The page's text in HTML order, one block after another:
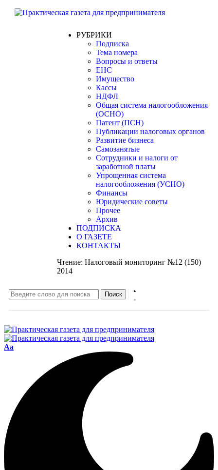
РУБРИКИ
Подписка
Тема номера
Вопросы и ответы
ЕНС
Имущество
Кассы
НДФЛ
Общая система налогообложения
(ОСНО)
Патент (ПСН)
Публикации налоговых органов
Развитие бизнеса
Самозанятые
Сотрудники и налоги от
заработной платы
Упрощенная система
налогообложения (УСНО)
Финансы
Юридические советы
Прочее
Архив
ПОДПИСКА
О ГАЗЕТЕ
КОНТАКТЫ
Чтение: Налоговый мониторинг №12 (150)
2014
Aa